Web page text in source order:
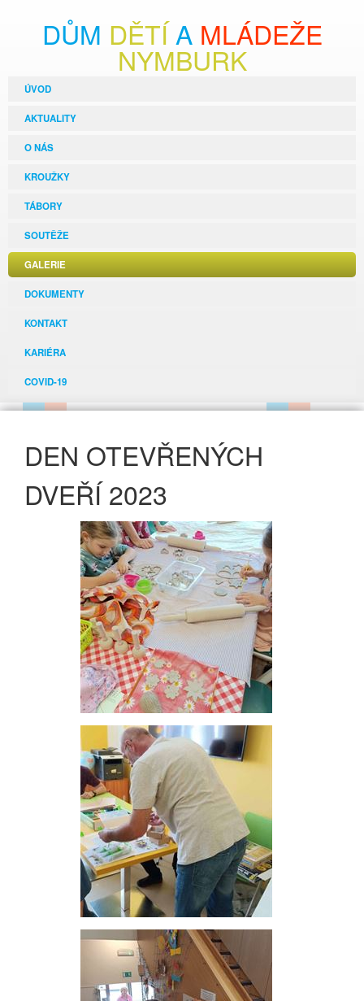
DŮM DĚTÍ A MLÁDEŽE
NYMBURK
ÚVOD
AKTUALITY
O NÁS
KROUŽKY
TÁBORY
SOUTĚŽE
GALERIE
DOKUMENTY
KONTAKT
KARIÉRA
COVID-19
DEN OTEVŘENÝCH
DVEŘÍ 2023